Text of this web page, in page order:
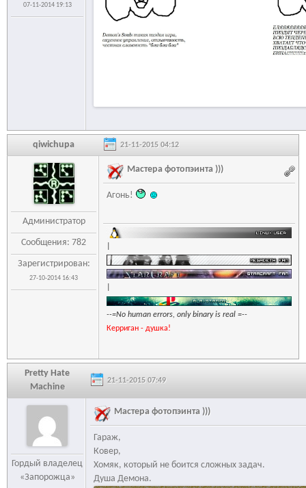
07-11-2014 19:13
qiwichupa 21-11-2015 04:12
Администратор
Сообщения: 782
Зарегистрирован:
27-10-2014 16:43
Мастера фотопэинта )))
Агонь!
--=No human errors, only binary is real =--
Керриган - душка!
Pretty Hate
Machine
21-11-2015 07:49
Гордый владелец
«Запорожца»
Мастера фотопэинта )))
Гараж,
Ковер,
Хомяк, который не боится сложных задач.
Душа Демона.